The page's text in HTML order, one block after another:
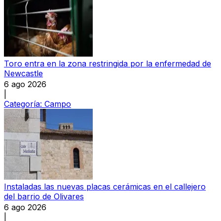
Toro entra en la zona restringida por la enfermedad de
Newcastle
6 ago 2026
Categoría: Campo
Instaladas las nuevas placas cerámicas en el callejero
del barrio de Olivares
6 ago 2026